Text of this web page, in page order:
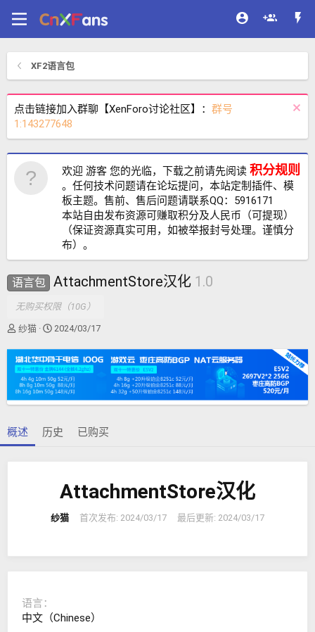
XF2语言包
点击链接加入群聊【XenForo讨论社区】： 群号
1:143277648
欢迎 游客 您的光临，下载之前请先阅读 积分规则
。任何技术问题请在论坛提问，本站定制插件、模
板主题。售前、售后问题请联系QQ：5916171
本站自由发布资源可赚取积分及人民币（可提现）
（保证资源真实可用，如被举报封号处理。谨慎分
布）。
语言包 AttachmentStore汉化 1.0
无购买权限（10G）
作
纱猫
创
日
期
2024/03/17
概述 历史 已购买
AttachmentStore汉化
纱猫 首次发布: 2024/03/17 最后更新: 2024/03/17
语言
中文（Chinese）